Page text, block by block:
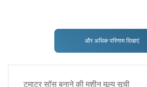
और अधिक परिणाम दिखाएं
टमाटर सॉस बनाने की मशीन मूल्य सूची